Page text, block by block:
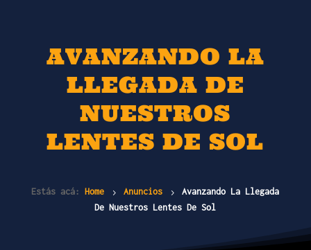
AVANZANDO LA
LLEGADA DE
NUESTROS
LENTES DE SOL
Estás acá:Home 5 Anuncios 5
Avanzando La Llegada
De Nuestros Lentes De Sol